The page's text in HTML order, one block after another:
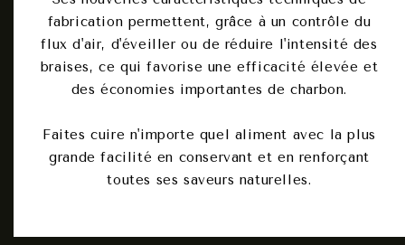
fabrication permettent, grâce à un contrôle du
flux d'air, d'éveiller ou de réduire l'intensité des
braises, ce qui favorise une efficacité élevée et
des économies importantes de charbon.
Faites cuire n'importe quel aliment avec la plus
grande facilité en conservant et en renforçant
toutes ses saveurs naturelles.